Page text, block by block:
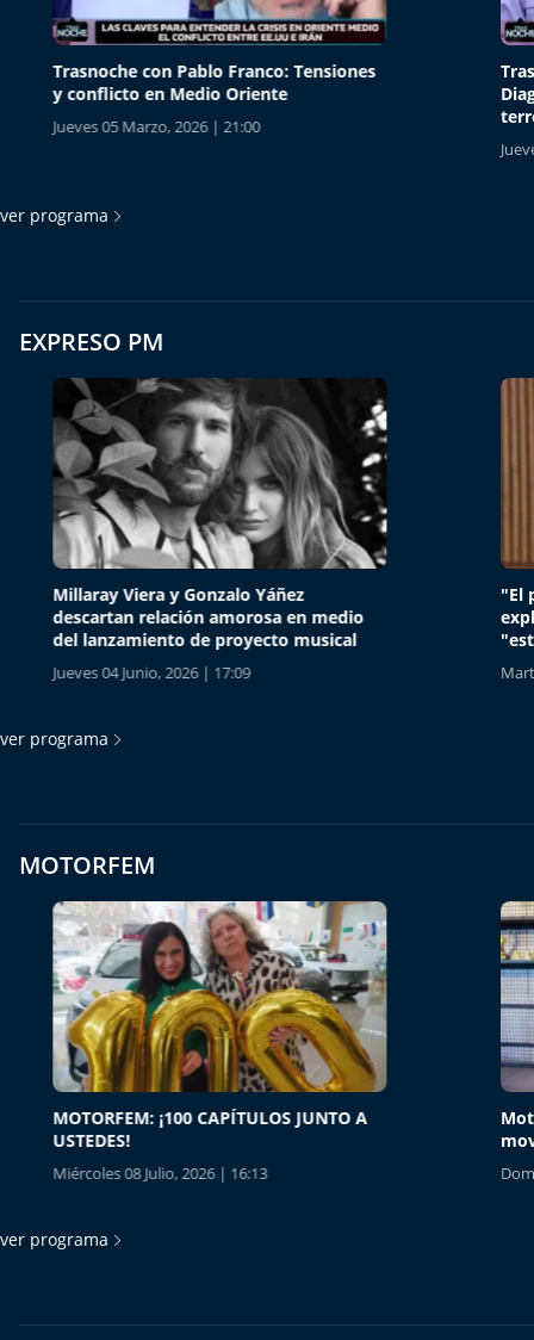
Trasnoche con Pablo Franco: Tensiones
y conflicto en Medio Oriente
Jueves 05 Marzo, 2026 | 21:00
Jueves
ver programa
EXPRESO PM
Millaray Viera y Gonzalo Yáñez
descartan relación amorosa en medio
del lanzamiento de proyecto musical
Jueves 04 Junio, 2026 | 17:09
"El
Martes
ver programa
MOTORFEM
MOTORFEM: ¡100 CAPÍTULOS JUNTO A
USTEDES!
Miércoles 08 Julio, 2026 | 16:13
ver programa